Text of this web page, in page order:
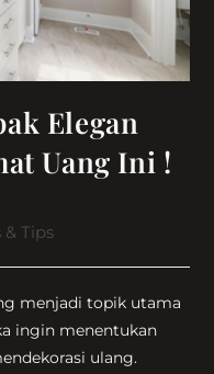
Elegan
Uang Ini !
& Tips
menjadi topik utama
ingin menentukan
ulang.